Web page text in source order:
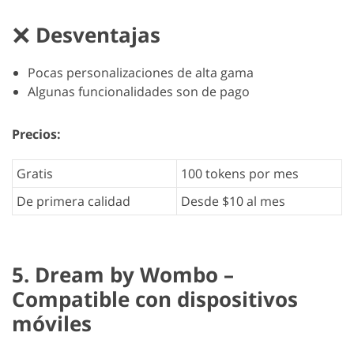
Desventajas
Pocas personalizaciones de alta gama
Algunas funcionalidades son de pago
Precios:
Gratis
100 tokens por mes
De primera calidad
Desde $10 al mes
5. Dream by Wombo –
Compatible con dispositivos
móviles